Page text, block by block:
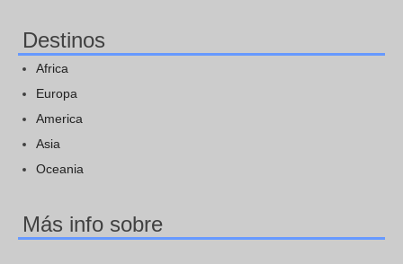
Destinos
Africa
Europa
America
Asia
Oceania
Más info sobre